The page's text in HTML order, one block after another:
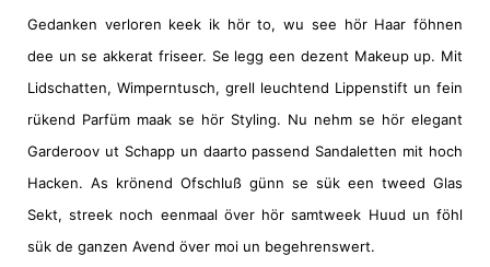
Gedanken verloren keek ik hör to, wu see hör Haar föhnen
dee un se akkerat friseer. Se legg een dezent Makeup up. Mit
Lidschatten, Wimperntusch, grell leuchtend Lippenstift un fein
rükend Parfüm maak se hör Styling. Nu nehm se hör elegant
Garderoov ut Schapp un daarto passend Sandaletten mit hoch
Hacken. As krönend Ofschluß günn se sük een tweed Glas
Sekt, streek noch eenmaal över hör samtweek Huud un föhl
sük de ganzen Avend över moi un begehrenswert.